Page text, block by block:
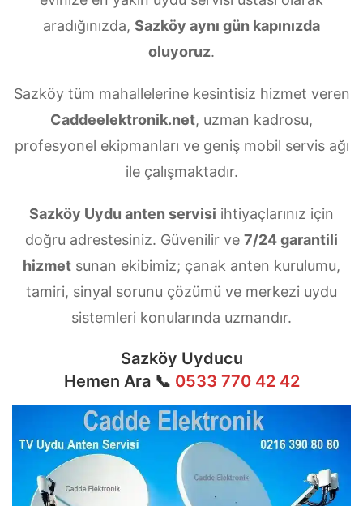
aradığınızda, Sazköy aynı gün kapınızda
oluyoruz.
Sazköy tüm mahallelerine kesintisiz hizmet veren
Caddeelektronik.net, uzman kadrosu,
profesyonel ekipmanları ve geniş mobil servis ağı
ile çalışmaktadır.
Sazköy Uydu anten servisi ihtiyaçlarınız için
doğru adrestesiniz. Güvenilir ve 7/24 garantili
hizmet sunan ekibimiz; çanak anten kurulumu,
tamiri, sinyal sorunu çözümü ve merkezi uydu
sistemleri konularında uzmandır.
Sazköy Uyducu
Hemen Ara 📞 0533 770 42 42